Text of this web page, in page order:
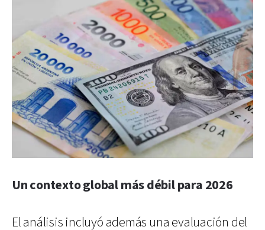
Un contexto global más débil para 2026
El análisis incluyó además una evaluación del